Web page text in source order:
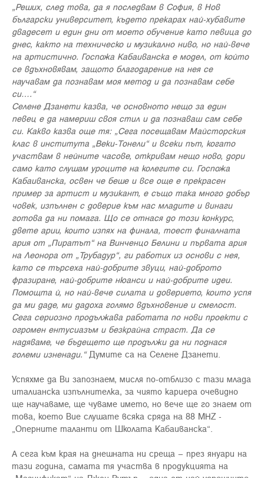
„Реших, след това, да я последвам в София, в Нов
български университет, където прекарах най-хубавите
двадесет и един дни от моето обучение като певица до
днес, както на техническо и музикално ниво, но най-вече
на артистично. Госпожа Кабаиванска е модел, от който
се вдъхновявам, защото благодарение на нея се
научавам да познавам моя метод и да познавам себе
си….“
Селене Дзанети казва, че основното нещо за един
певец е да намериш своя стил и да познаваш сам себе
си. Какво казва още тя: „Сега посещавам Майсторския
клас в института „Веки-Тонели“ и всеки път, когато
участвам в нейните часове, откривам нещо ново, дори
само като слушам уроците на колегите си. Госпожа
Кабаиванска, освен че беше и все още е прекрасен
пример за артист и музикант, е също така много добър
човек, изпълнен с доверие към нас младите и винаги
готова да ни помага. Що се отнася до този конкурс,
двете арии, които изпях на финала, тоест финалната
ария от „Пиратът“ на Винченцо Белини и първата ария
на Леонора от „Трубадур“, ги работих из основи с нея,
като се търсеха най-добрите звуци, най-доброто
фразиране, най-добрите нюанси и най-добрите идеи.
Помощта й, но най-вече силата и доверието, които успя
да ми даде, ми дадоха голямо вдъхновение и смелост.
Сега сериозно продължава работата по нови проекти с
огромен ентусиазъм и безкрайна страст. Да се
надяваме, че бъдещето ще продължи да ни поднася
големи изненади.“Думите са на Селене Дзанети.
Успяхме да Ви запознаем, мисля по-отблизо с тази млада
италианска изпълнителка, за чиято кариера очевидно
ще научаваме, ще чуваме името, но вече ще го знаем от
това, което Вие слушате всяка сряда на 88 MHZ -
„Оперните таланти от Школата Кабаиванска“.
А сега към края на днешната ни среща – през януари на
тази година, самата тя участва в продукцията на